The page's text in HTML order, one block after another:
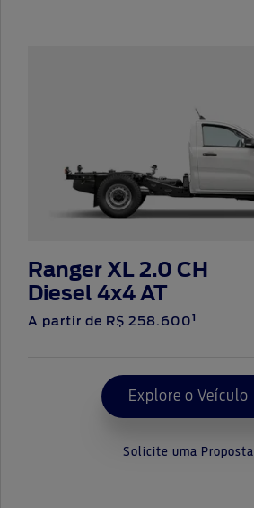
Ranger XL 2.0 CH
Diesel 4x4 AT
A partir de R$ 258.6001
Explore o Veículo
Solicite uma Proposta